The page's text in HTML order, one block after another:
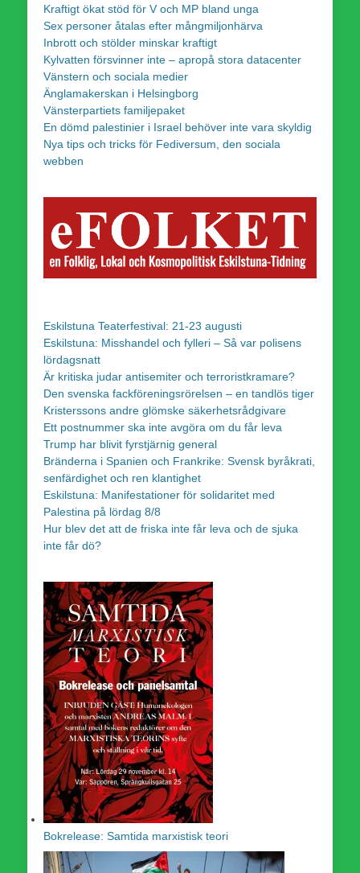
Kraftigt ökat stöd för V och MP bland unga
Sex personer åtalas efter mångmiljonhärva
Inbrott och stölder minskar kraftigt
Kylvatten försvinner inte – apropå stora datacenter
Vänstern och sociala medier
Änglamakerskan i Helsingborg
Vänsterpartiets familjepaket
En dömd palestinier i Israel behöver inte vara skyldig
Nya tips och tricks för Fediversum, den sociala
webben
Eskilstuna Teaterfestival: 21-23 augusti
Eskilstuna: Misshandel och fylleri – Så var polisens
lördagsnatt
Är kritiska judar antisemiter och terroristkramare?
Den svenska fackföreningsrörelsen – en tandlös tiger
Kristerssons andre glömske säkerhetsrådgivare
Ett postnummer ska inte avgöra om du får leva
Trump har blivit fyrstjärnig general
Bränderna i Spanien och Frankrike: Svensk byråkrati,
senfärdighet och ren klantighet
Eskilstuna: Manifestationer för solidaritet med
Palestina på lördag 8/8
Hur blev det att de friska inte får leva och de sjuka
inte får dö?
Bokrelease: Samtida marxistisk teori